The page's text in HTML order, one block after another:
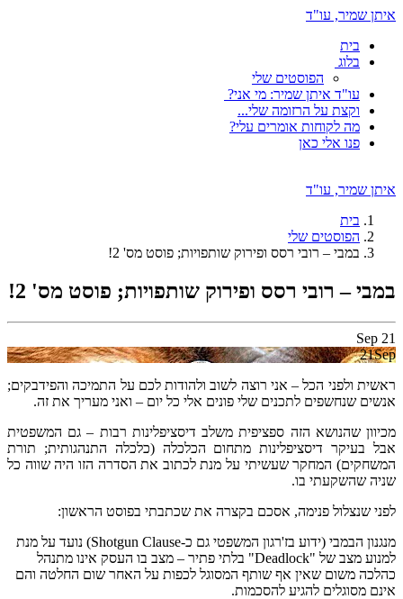
איתן שמיר, עו"ד
בית
בלוג
הפוסטים שלי
עו"ד איתן שמיר: מי אני?
וקצת על הרזומה שלי...
מה לקוחות אומרים עלי?
פנו אלי כאן
איתן שמיר, עו"ד
בית
הפוסטים שלי
במבי – רובי רסס ופירוק שותפויות; פוסט מס' 2!
במבי – רובי רסס ופירוק שותפויות; פוסט מס' 2!
21
Sep
21Sep
ראשית ולפני הכל – אני רוצה לשוב ולהודות לכם על התמיכה והפידבקים;
אנשים שנחשפים לתכנים שלי פונים אלי כל יום – ואני מעריך את זה.
מכיוון שהנושא הזה ספציפית משלב דיסציפלינות רבות – גם המשפטית
אבל בעיקר דיסציפלינות מתחום הכלכלה (כלכלה התנהגותית; תורת
המשחקים) המחקר שעשיתי על מנת לכתוב את הסדרה הזו היה שווה כל
שניה שהשקעתי בו.
לפני שנצלול פנימה, אסכם בקצרה את שכתבתי בפוסט הראשון:
מנגנון הבמבי (ידוע בז'רגון המשפטי גם כ-Shotgun Clause) נועד על מנת
למנוע מצב של "Deadlock" בלתי פתיר – מצב בו העסק אינו מתנהל
כהלכה משום שאין אף שותף המסוגל לכפות על האחר שום החלטה והם
אינם מסוגלים להגיע להסכמות.